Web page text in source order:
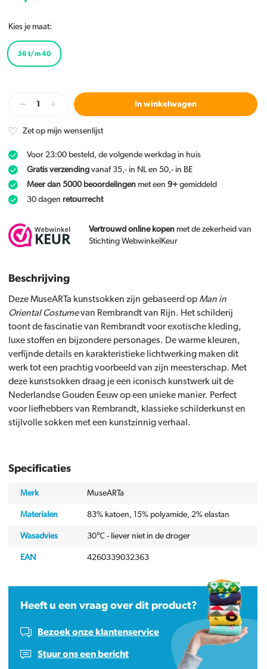
Kies je maat:
36 t/m 40
In winkelwagen
Zet op mijn wensenlijst
Voor 23:00 besteld, de volgende werkdag in huis
Gratis verzending vanaf 35,- in NL en 50,- in BE
Meer dan 5000 beoordelingen met een 9+ gemiddeld
30 dagen retourrecht
Vertrouwd online kopen met de zekerheid van
Stichting WebwinkelKeur
Beschrijving
Deze MuseARTa kunstsokken zijn gebaseerd op Man in
Oriental Costumevan Rembrandt van Rijn. Het schilderij
toont de fascinatie van Rembrandt voor exotische kleding,
luxe stoffen en bijzondere personages. De warme kleuren,
verfijnde details en karakteristieke lichtwerking maken dit
werk tot een prachtig voorbeeld van zijn meesterschap. Met
deze kunstsokken draag je een iconisch kunstwerk uit de
Nederlandse Gouden Eeuw op een unieke manier. Perfect
voor liefhebbers van Rembrandt, klassieke schilderkunst en
stijlvolle sokken met een kunstzinnig verhaal.
Specificaties
Merk MuseARTa
Materialen 83% katoen, 15% polyamide, 2% elastan
Wasadvies 30℃ - liever niet in de droger
EAN 4260339032363
Heeft u een vraag over dit product?
Bezoek onze klantenservice
Stuur ons een bericht